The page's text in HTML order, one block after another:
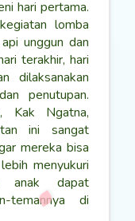
hari pertama.
lomba
unggun dan
terakhir, hari
penutupan.
Kak Ngatna,
ini sangat
mereka bisa
menyukuri
anak dapat
temannya di